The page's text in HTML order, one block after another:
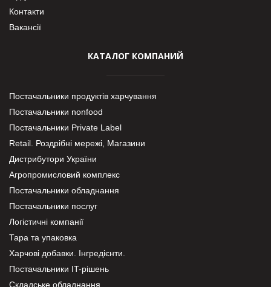
Контакти
Вакансії
КАТАЛОГ КОМПАНИЙ
Постачальники продуктів харчування
Постачальники nonfood
Постачальники Private Label
Retail. Роздрібні мережі, Магазини
Дистрибутори України
Агропромисловий комплекс
Постачальники обладнання
Постачальники послуг
Логістичні компанії
Тара та упаковка
Харчові добавки. Інгредієнти.
Постачальники IT-рішень
Складське обладнання